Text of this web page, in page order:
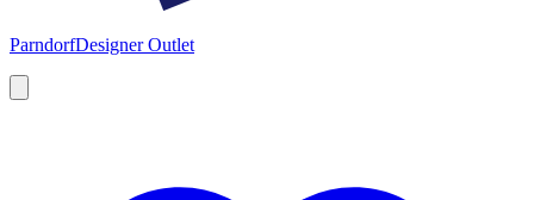
ParndorfDesigner Outlet